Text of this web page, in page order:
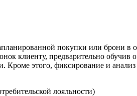
покупки или брони
клиенту, предварительно
Кроме этого, фиксирование и
лояльности)